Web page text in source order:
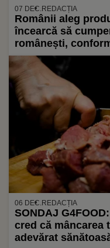
07 DEC. REDACȚIA
Românii aleg
încearcă să
românești,
06 DEC. REDACȚIA
SONDAJ
cred că mâncarea
adevărat